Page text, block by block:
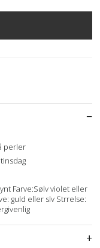
perler
Farve:Sølv violet eller
guld eller slv Strrelse: